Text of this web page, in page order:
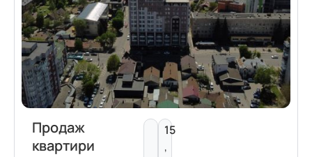
Продаж
квартири
15
,